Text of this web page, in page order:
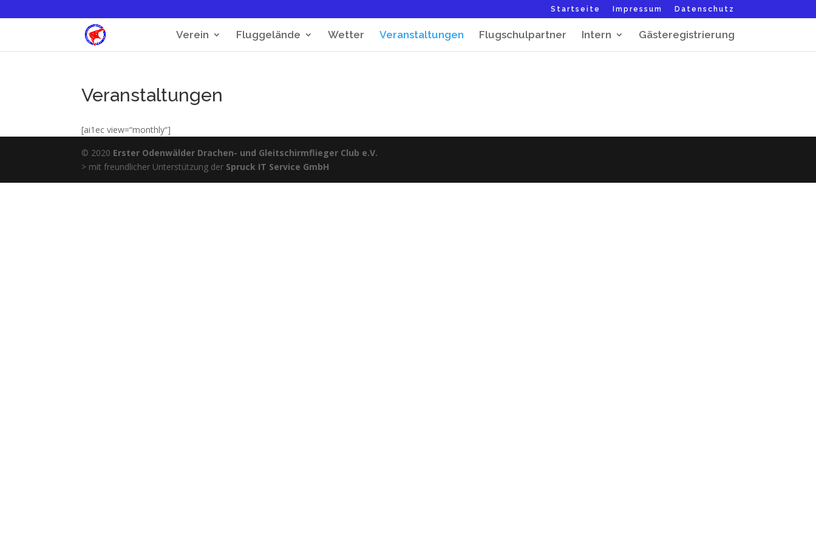
Startseite Impressum Datenschutz
Verein Fluggelände Wetter Veranstaltungen Flugschulpartner Intern Gästeregistrierung
Veranstaltungen
[ai1ec view=“monthly“]
© 2020 Erster Odenwälder Drachen- und Gleitschirmflieger Club e.V.
> mit freundlicher Unterstützung der Spruck IT Service GmbH